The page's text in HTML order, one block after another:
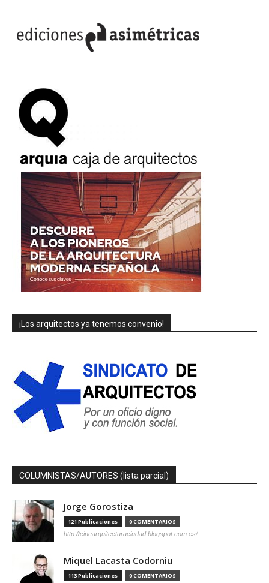
¡Los arquitectos ya tenemos convenio!
COLUMNISTAS/AUTORES (lista parcial)
Jorge Gorostiza
121 Publicaciones 0 COMENTARIOS
http://cinearquitecturaciudad.blogspot.com.es/
Miquel Lacasta Codorniu
113 Publicaciones 0 COMENTARIOS